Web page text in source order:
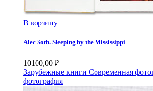
В корзину
Alec Soth. Sleeping by the Mississippi
10100,00 ₽
Зарубежные книги Современная
фотография